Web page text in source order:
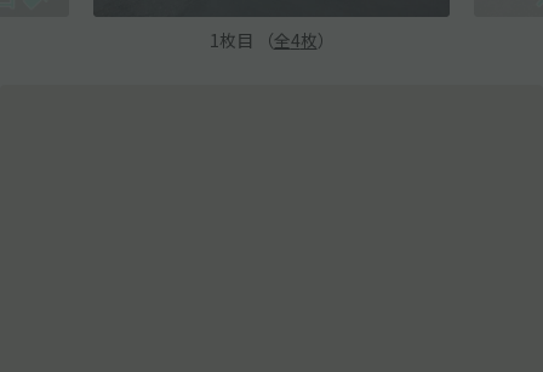
1 枚目 （全4枚）